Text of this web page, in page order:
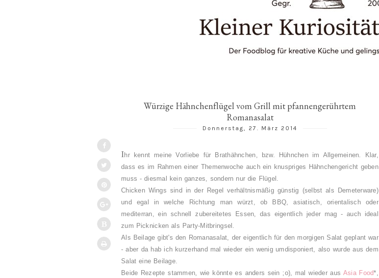
Würzige Hähnchenflügel vom Grill mit pfannengerührtem
Romanasalat
Donnerstag, 27. März 2014
Ihr kennt meine Vorliebe für Brathähnchen, bzw. Hühnchen im Allgemeinen. Klar,
dass es im Rahmen einer Themenwoche auch ein knuspriges Hähnchengericht geben
muss - diesmal kein ganzes, sondern nur die Flügel.
Chicken Wings sind in der Regel verhältnismäßig günstig (selbst als Demeterware)
und egal in welche Richtung man würzt, ob BBQ, asiatisch, orientalisch oder
mediterran, ein schnell zubereitetes Essen, das eigentlich jeder mag - auch ideal
zum Picknicken als Party-Mitbringsel.
Als Beilage gibt's den Romanasalat, der eigentlich für den morgigen Salat geplant war
- aber da hab ich kurzerhand mal wieder ein wenig umdisponiert, also wurde aus dem
Salat eine Beilage.
Beide Rezepte stammen, wie könnte es anders sein ;o), mal wieder aus Asia Food*,